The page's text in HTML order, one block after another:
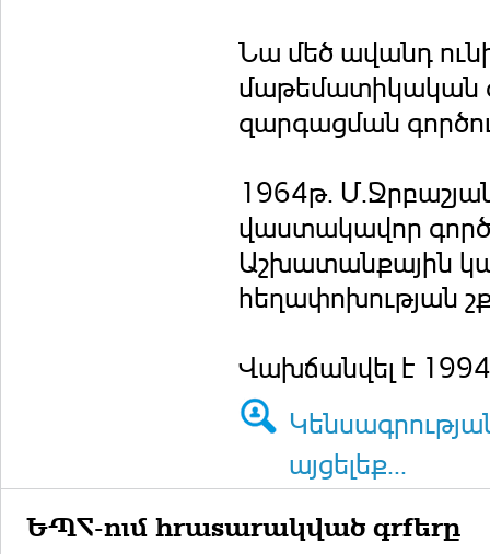
Նա մեծ ավանդ
մաթեմատիկական
զարգացման
1964թ.
վաստակավոր
Աշխատանքային
հեղափոխության
Վախճանվել է
այցելեք...
ԵՊՀ-ում հրատարակված գրքերը